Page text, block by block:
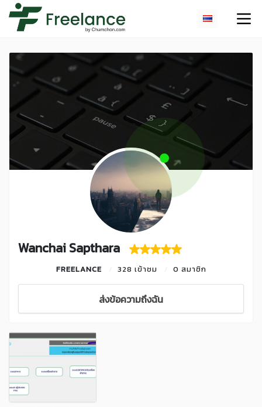
Wanchai Sapthara
FREELANCE 328 เข้าชม 0 สมาชิก
ส่งข้อความถึงฉัน